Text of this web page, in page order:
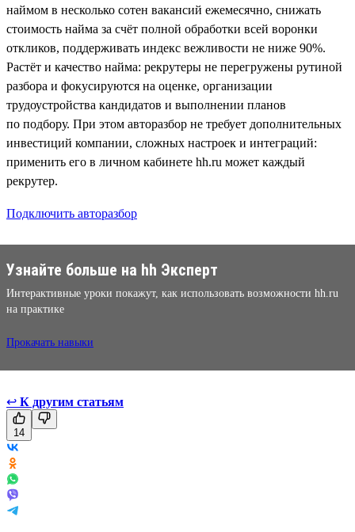
наймом в несколько сотен вакансий ежемесячно, снижать
стоимость найма за счёт полной обработки всей воронки
откликов, поддерживать индекс вежливости не ниже 90%.
Растёт и качество найма: рекрутеры не перегружены рутиной
разбора и фокусируются на оценке, организации
трудоустройства кандидатов и выполнении планов
по подбору. При этом авторазбор не требует дополнительных
инвестиций компании, сложных настроек и интеграций:
применить его в личном кабинете hh.ru может каждый
рекрутер.
Подключить авторазбор
Узнайте больше на hh Эксперт
Интерактивные уроки покажут, как использовать возможности hh.ru
на практике
Прокачать навыки
↩ К другим статьям
14